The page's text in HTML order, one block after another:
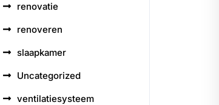
renovatie
renoveren
slaapkamer
Uncategorized
ventilatiesysteem